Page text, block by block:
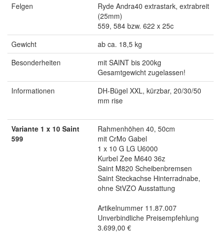
Felgen
Ryde Andra40 extrastark, extrabreit
(25mm)
559, 584 bzw. 622 x 25c
Gewicht
ab ca. 18,5 kg
Besonderheiten
mit SAINT bis 200kg
Gesamtgewicht zugelassen!
Informationen
DH-Bügel XXL, kürzbar, 20/30/50
mm rise
Variante 1 x 10 Saint
599
Rahmenhöhen 40, 50cm
mit CrMo Gabel
1 x 10 G LG U6000
Kurbel Zee M640 36z
Saint M820 Scheibenbremsen
Saint Steckachse Hinterradnabe,
ohne StVZO Ausstattung
Artikelnummer 11.87.007
Unverbindliche Preisempfehlung
3.699,00 €